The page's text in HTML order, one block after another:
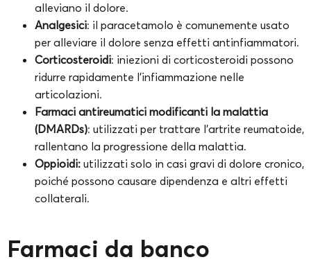
alleviano il dolore.
Analgesici: il paracetamolo è comunemente usato
per alleviare il dolore senza effetti antinfiammatori.
Corticosteroidi: iniezioni di corticosteroidi possono
ridurre rapidamente l’infiammazione nelle
articolazioni.
Farmaci antireumatici modificanti la malattia
(DMARDs): utilizzati per trattare l’artrite reumatoide,
rallentano la progressione della malattia.
Oppioidi: utilizzati solo in casi gravi di dolore cronico,
poiché possono causare dipendenza e altri effetti
collaterali.
Farmaci da banco